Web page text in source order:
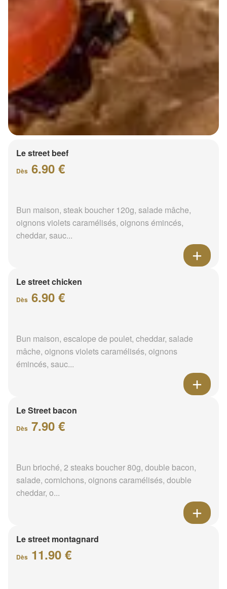
Le street beef
Dès 6.90 €
Bun maison, steak boucher 120g, salade mâche,
oignons violets caramélisés, oignons émincés,
cheddar, sauc...
Le street chicken
Dès 6.90 €
Bun maison, escalope de poulet, cheddar, salade
mâche, oignons violets caramélisés, oignons
émincés, sauc...
Le Street bacon
Dès 7.90 €
Bun brioché, 2 steaks boucher 80g, double bacon,
salade, cornichons, oignons caramélisés, double
cheddar, o...
Le street montagnard
Dès 11.90 €